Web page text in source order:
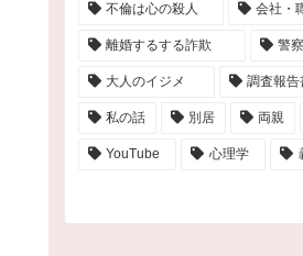
不倫は心の殺人 会社・
離婚するする詐欺 警察
大人のイジメ 調査報告
私の話 別居 両親
YouTube 心理学